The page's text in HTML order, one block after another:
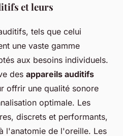
et leurs
tels que celui
une vaste gamme
aux besoins individuels.
des appareils auditifs
offrir une qualité sonore
optimale. Les
discrets et performants,
l'anatomie de l'oreille. Les